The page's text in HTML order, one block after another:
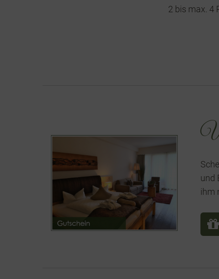
2 bis max. 4
und
ihm